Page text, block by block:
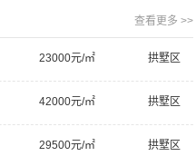
查看更多 >>
23000元/㎡ 拱墅区
42000元/㎡ 拱墅区
29500元/㎡ 拱墅区